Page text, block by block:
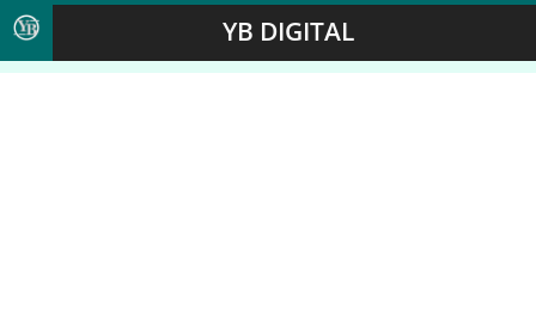
YB DIGITAL